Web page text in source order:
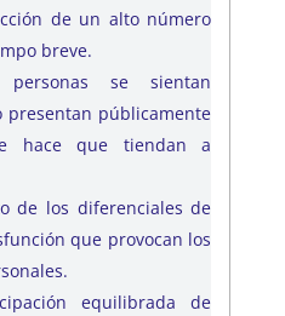
de un alto número
breve.
se sientan
presentan públicamente
hace que tiendan a
de los diferenciales de
que provocan los
equilibrada de